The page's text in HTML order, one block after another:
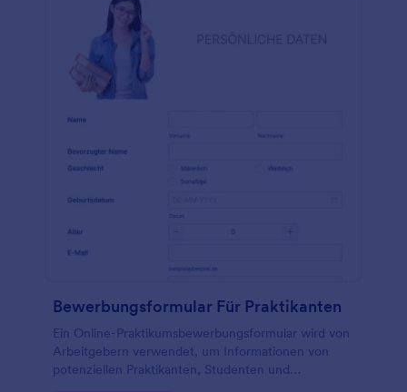
Informationen zu erhalten. Sie können sogar
Informationen über Gehaltsvorstellungen und
betriebliche Leistungen, Fähigkeiten und Erfahrung
abfragen. Durch die Annahme von Online-
Bewerbungen können Sie den Einstellungsprozess
optimieren und die benötigten Informationen über
potenzielle Mitarbeiter erhalten - und das alles in
besten Mitarbeiter für Ihr Unternehmen einstellen,
indem Sie ein kostenloses Bewerbungsformular
Bewerbungsformular Für Praktikanten
Ein Online-Praktikumsbewerbungsformular wird von
Arbeitgebern verwendet, um Informationen von
potenziellen Praktikanten, Studenten und